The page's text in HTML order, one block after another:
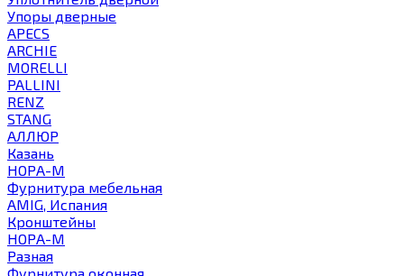
Упоры дверные
APECS
ARCHIE
MORELLI
PALLINI
RENZ
STANG
АЛЛЮР
Казань
НОРА-М
Фурнитура мебельная
AMIG, Испания
Кронштейны
НОРА-М
Разная